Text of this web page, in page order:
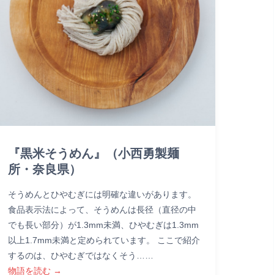
『黒米そうめん』（小西勇製麺
所・奈良県）
そうめんとひやむぎには明確な違いがあります。
食品表示法によって、そうめんは長径（直径の中
でも長い部分）が1.3mm未満、ひやむぎは1.3mm
以上1.7mm未満と定められています。 ここで紹介
するのは、ひやむぎではなくそう……
物語を読む →